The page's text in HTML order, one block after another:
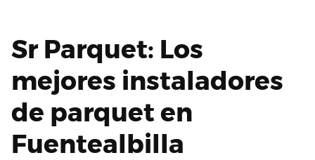
Sr Parquet: Los
mejores instaladores
de parquet en
Fuentealbilla